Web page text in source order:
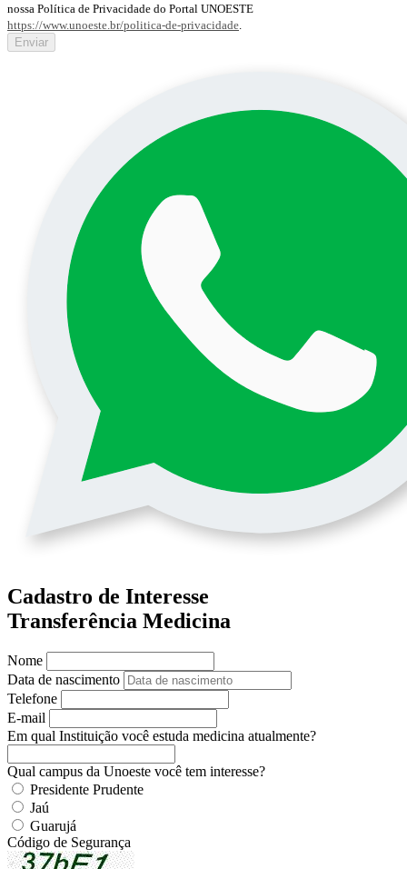
nossa Política de Privacidade do Portal UNOESTE
https://www.unoeste.br/politica-de-privacidade
Cadastro de Interesse
Transferência Medicina
Nome
Data de nascimento
Telefone
E-mail
Em qual Instituição você estuda medicina atualmente?
Qual campus da Unoeste você tem interesse?
Presidente Prudente
Jaú
Guarujá
Código de Segurança